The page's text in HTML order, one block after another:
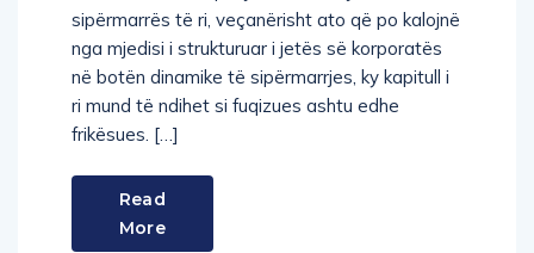
sipërmarrës të ri, veçanërisht ato që po kalojnë
nga mjedisi i strukturuar i jetës së korporatës
në botën dinamike të sipërmarrjes, ky kapitull i
ri mund të ndihet si fuqizues ashtu edhe
frikësues. […]
Read
More